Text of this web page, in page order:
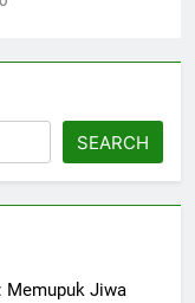
SEARCH
Memupuk Jiwa